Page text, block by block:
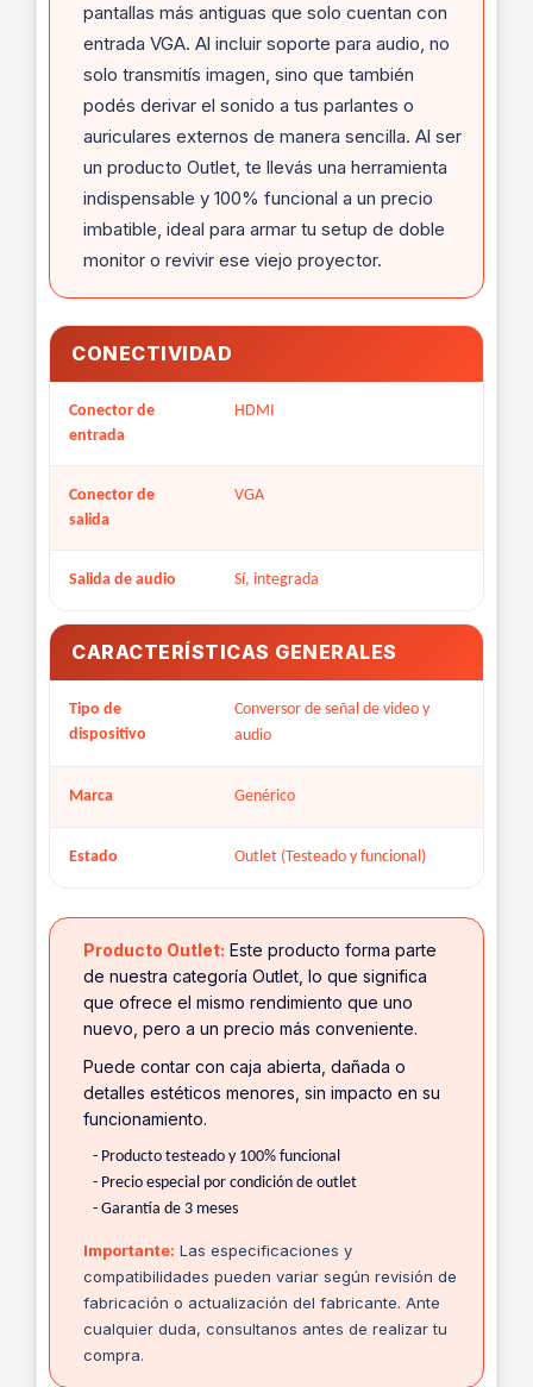
pantallas más antiguas que solo cuentan con
entrada VGA. Al incluir soporte para audio, no
solo transmitís imagen, sino que también
podés derivar el sonido a tus parlantes o
auriculares externos de manera sencilla. Al ser
un producto Outlet, te llevás una herramienta
indispensable y 100% funcional a un precio
imbatible, ideal para armar tu setup de doble
monitor o revivir ese viejo proyector.
CONECTIVIDAD
Conector de
entrada
HDMI
Conector de
salida
VGA
Salida de audio Sí, integrada
CARACTERÍSTICAS GENERALES
Tipo de
dispositivo
Conversor de señal de video y
audio
Marca Genérico
Estado Outlet (Testeado y funcional)
Producto Outlet: Este producto forma parte
de nuestra categoría Outlet, lo que significa
que ofrece el mismo rendimiento que uno
nuevo, pero a un precio más conveniente.
Puede contar con caja abierta, dañada o
detalles estéticos menores, sin impacto en su
funcionamiento.
- Producto testeado y 100% funcional
- Precio especial por condición de outlet
- Garantía de 3 meses
Importante: Las especificaciones y
compatibilidades pueden variar según revisión de
fabricación o actualización del fabricante. Ante
cualquier duda, consultanos antes de realizar tu
compra.